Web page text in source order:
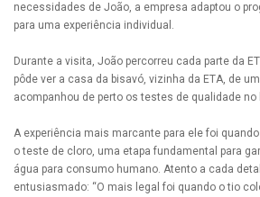
necessidades de João, a empresa adaptou o
para uma experiência individual.
Durante a visita, João percorreu cada parte da
pôde ver a casa da bisavó, vizinha da ETA, de
acompanhou de perto os testes de qualidade no
A experiência mais marcante para ele foi
o teste de cloro, uma etapa fundamental para
água para consumo humano. Atento a cada
entusiasmado: “O mais legal foi quando o tio